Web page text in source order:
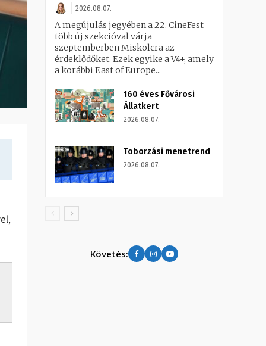
2026.08.07.
A megújulás jegyében a 22. CineFest
több új szekcióval várja
szeptemberben Miskolcra az
érdeklődőket. Ezek egyike a V4+, amely
a korábbi East of Europe...
160 éves Fővárosi
Állatkert
2026.08.07.
Toborzási menetrend
2026.08.07.
Követés: